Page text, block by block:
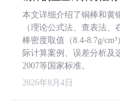
本文详细介绍了铜棒和黄
（理论公式法、查表法
棒密度取值（8.4-8.7g/
际计算案例、误差分析及
2007等国家标准。
2026年8月4日